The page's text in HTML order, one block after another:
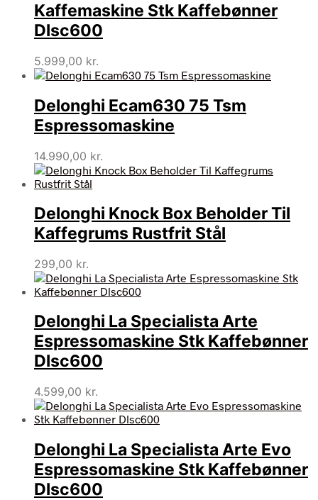
Kaffemaskine Stk Kaffebønner
Dlsc600
5.999,00 kr.
Delonghi Ecam630 75 Tsm
Espressomaskine
14.990,00 kr.
Delonghi Knock Box Beholder Til
Kaffegrums Rustfrit Stål
299,00 kr.
Delonghi La Specialista Arte
Espressomaskine Stk Kaffebønner
Dlsc600
4.599,00 kr.
Delonghi La Specialista Arte Evo
Espressomaskine Stk Kaffebønner
Dlsc600